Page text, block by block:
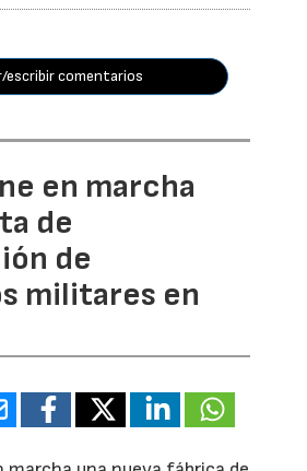
escribir comentarios
en marcha
de
de
militares en